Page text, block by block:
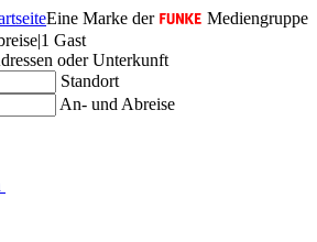
Eine Marke der
Mediengruppe
|1 Gast
oder Unterkunft
Standort
An- und Abreise